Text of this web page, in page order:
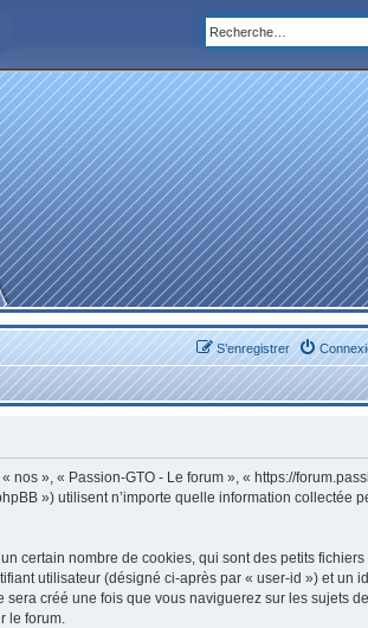
S’enregistrer
», « Passion-GTO - Le forum », « https://
») utilisent n’importe quelle information collectée
certain nombre de cookies, qui sont des petits fichiers
utilisateur (désigné ci-après par « user-id ») et un
créé une fois que vous naviguerez sur les sujets de
le forum.